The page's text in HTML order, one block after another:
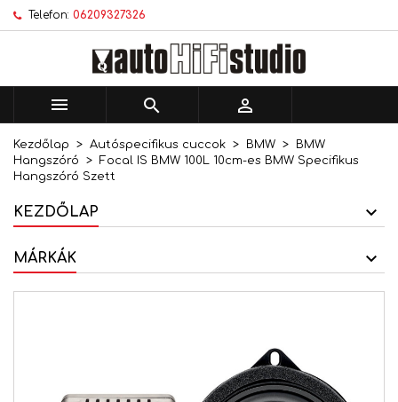
Telefon: 06209327326
  
Kezdőlap Autóspecifikus cuccok BMW
BMW
Hangszóró
Focal IS BMW 100L 10cm-es BMW Specifikus
Hangszóró Szett
KEZDŐLAP
MÁRKÁK
Kívánságlistáim ×
Új lista létrehozása
Kívánságlista létrehozása ×
Kívánságlista neve
Mégsem
Bejelentkezés ×
történő mentéséhez.
Mégsem Bejelentkezés